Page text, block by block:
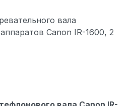
вала
Canon IR-1600, 2